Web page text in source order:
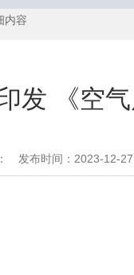
内容
发 《空
发布时间：2023-12-